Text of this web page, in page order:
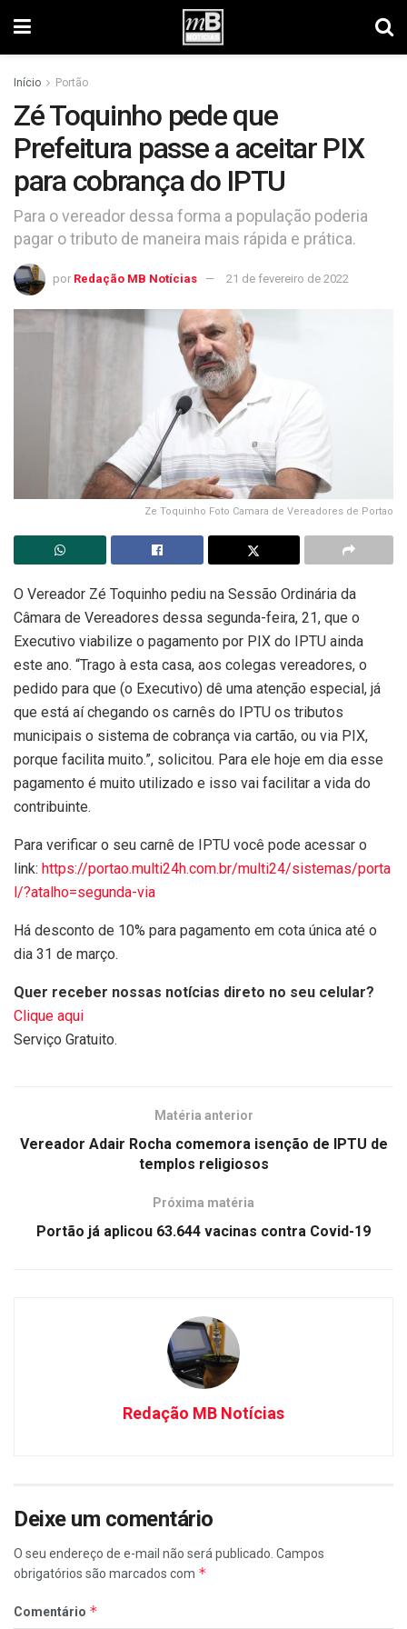
Início Portão
Zé Toquinho pede que
Prefeitura passe a aceitar PIX
para cobrança do IPTU
Para o vereador dessa forma a população poderia
pagar o tributo de maneira mais rápida e prática.
por Redação MB Notícias 21 de fevereiro de 2022
Ze Toquinho Foto Camara de Vereadores de Portao
O Vereador Zé Toquinho pediu na Sessão Ordinária da
Câmara de Vereadores dessa segunda-feira, 21, que o
Executivo viabilize o pagamento por PIX do IPTU ainda
este ano. “Trago à esta casa, aos colegas vereadores, o
pedido para que (o Executivo) dê uma atenção especial, já
que está aí chegando os carnês do IPTU os tributos
municipais o sistema de cobrança via cartão, ou via PIX,
porque facilita muito.”, solicitou. Para ele hoje em dia esse
pagamento é muito utilizado e isso vai facilitar a vida do
contribuinte.
Para verificar o seu carnê de IPTU você pode acessar o
link: https://portao.multi24h.com.br/multi24/sistemas/porta
l/?atalho=segunda-via
Há desconto de 10% para pagamento em cota única até o
dia 31 de março.
Quer receber nossas notícias direto no seu celular?
Clique aqui
Serviço Gratuito.
Matéria anterior
Vereador Adair Rocha comemora isenção de IPTU de
templos religiosos
Próxima matéria
Portão já aplicou 63.644 vacinas contra Covid-19
Redação MB Notícias
Deixe um comentário
O seu endereço de e-mail não será publicado. Campos
obrigatórios são marcados com *
Comentário *